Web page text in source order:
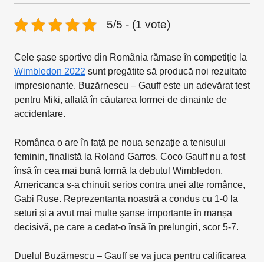
5/5 - (1 vote)
Cele șase sportive din România rămase în competiție la
Wimbledon 2022 sunt pregătite să producă noi rezultate
impresionante. Buzărnescu – Gauff este un adevărat test
pentru Miki, aflată în căutarea formei de dinainte de
accidentare.
Românca o are în față pe noua senzație a tenisului
feminin, finalistă la Roland Garros. Coco Gauff nu a fost
însă în cea mai bună formă la debutul Wimbledon.
Americanca s-a chinuit serios contra unei alte românce,
Gabi Ruse. Reprezentanta noastră a condus cu 1-0 la
seturi și a avut mai multe șanse importante în manșa
decisivă, pe care a cedat-o însă în prelungiri, scor 5-7.
Duelul Buzărnescu – Gauff se va juca pentru calificarea